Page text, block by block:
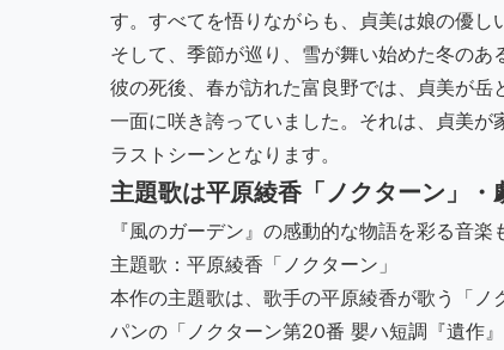
す。すべてを悟りながらも、貞美は娘の優し
そして、季節が巡り、雪が舞い始めた冬の
彼の死後、春が訪れた富良野では、貞美が
一面に咲き誇っていました。それは、貞美
ラストシーンとなります。
主題歌は平原綾香「ノクターン」・
『風のガーデン』の感動的な物語を彩る音楽
主題歌：平原綾香「ノクターン」
本作の主題歌は、歌手の平原綾香が歌う「
パンの「ノクターン第20番 嬰ハ短調『遺作